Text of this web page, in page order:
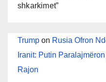
shkarkimet”
Trump on Rusia Ofron
Iranit: Putin
Rajon